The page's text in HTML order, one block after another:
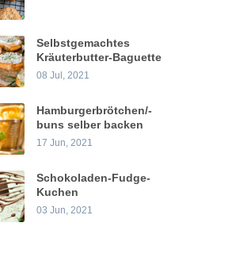
Selbstgemachtes
Kräuterbutter-Baguette
08 Jul, 2021
Hamburgerbrötchen/-
buns selber backen
17 Jun, 2021
Schokoladen-Fudge-
Kuchen
03 Jun, 2021